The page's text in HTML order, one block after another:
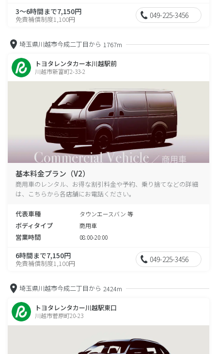
3～6時間まで7,150円
免責補償制度1,100円 049-225-3456
埼玉県川越市今成二丁目から 1767m
トヨタレンタカー本川越駅前
川越市新富町2-33-2
基本料金プラン（V2）
商用車のレンタル、お得な割引料金や予約、乗り捨てなどの詳細
は、こちらから各店舗にお電話ください。
代表車種 タウンエースバン 等
ボディタイプ 商用車
営業時間 08:00-20:00
6時間まで7,150円
免責補償制度1,100円 049-225-3456
埼玉県川越市今成二丁目から 2424m
トヨタレンタカー川越駅東口
川越市菅原町20-23